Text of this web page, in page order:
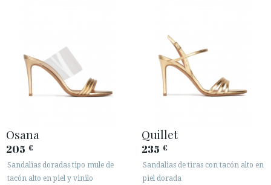
Osana
205 €
Sandalias doradas tipo mule de
tacón alto en piel y vinilo
Quillet
235 €
Sandalias de tiras con tacón alto en
piel dorada